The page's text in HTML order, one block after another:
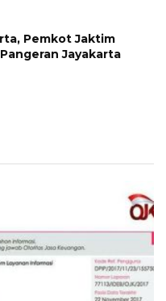
Pemkot Jaktim
Jayakarta